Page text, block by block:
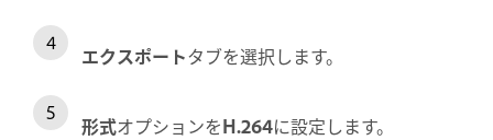
エクスポートタブを選択します。
形式オプションをH.264に設定します。